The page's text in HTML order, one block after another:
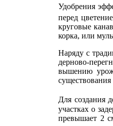
Удобрения
перед
круговые
корка, или
Наряду с
дерново-
вышению
Для создания
участках о
превышает 2